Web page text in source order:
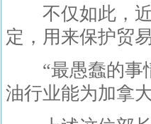
不仅如此，近
定，用来保护贸
“最愚蠢的事情
油行业能为加拿